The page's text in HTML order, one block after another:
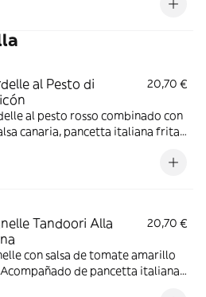
al Pesto di
20,70 €
al pesto rosso combinado con
canaria, pancetta italiana frita
Tandoori Alla
20,70 €
con salsa de tomate amarillo
Acompañado de pancetta italiana,